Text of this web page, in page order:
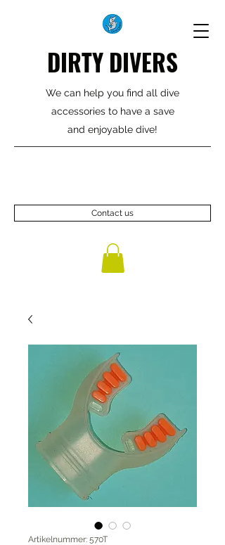
DIRTY DIVERS
We can help you find all dive
accessories to have a save
and enjoyable dive!
Contact us
Artikelnummer: 570T